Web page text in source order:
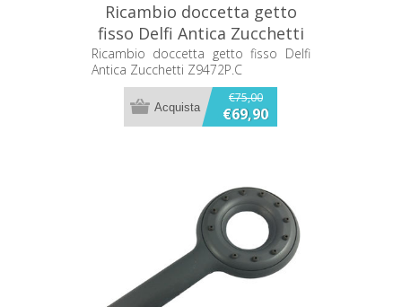
Ricambio doccetta getto
fisso Delfi Antica Zucchetti
Z9472P.C
Ricambio doccetta getto fisso Delfi
Antica Zucchetti Z9472P.C
€75,00
€69,90